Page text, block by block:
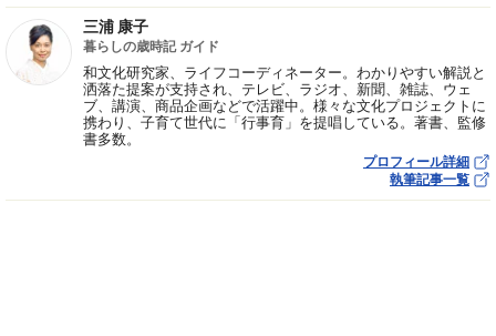
三浦 康子
暮らしの歳時記 ガイド
和文化研究家、ライフコーディネーター。わかりやすい解説と
洒落た提案が支持され、テレビ、ラジオ、新聞、雑誌、ウェ
ブ、講演、商品企画などで活躍中。様々な文化プロジェクトに
携わり、子育て世代に「行事育」を提唱している。著書、監修
書多数。
プロフィール詳細
執筆記事一覧